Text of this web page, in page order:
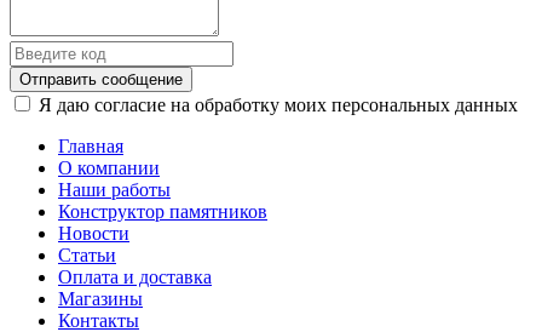
Отправить сообщение
Я даю согласие на обработку моих персональных данных
Главная
О компании
Наши работы
Конструктор памятников
Новости
Статьи
Оплата и доставка
Магазины
Контакты